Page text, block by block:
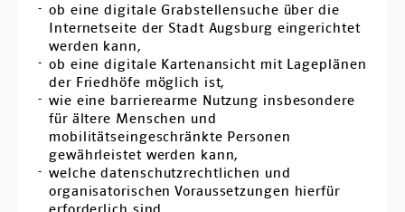
Kontakt
ob eine digitale Grabstellensuche über die
Internetseite der Stadt Augsburg eingerichtet
werden kann,
ob eine digitale Kartenansicht mit Lageplänen
der Friedhöfe möglich ist,
wie eine barrierearme Nutzung insbesondere
für ältere Menschen und
mobilitätseingeschränkte Personen
gewährleistet werden kann,
welche datenschutzrechtlichen und
organisatorischen Voraussetzungen hierfür